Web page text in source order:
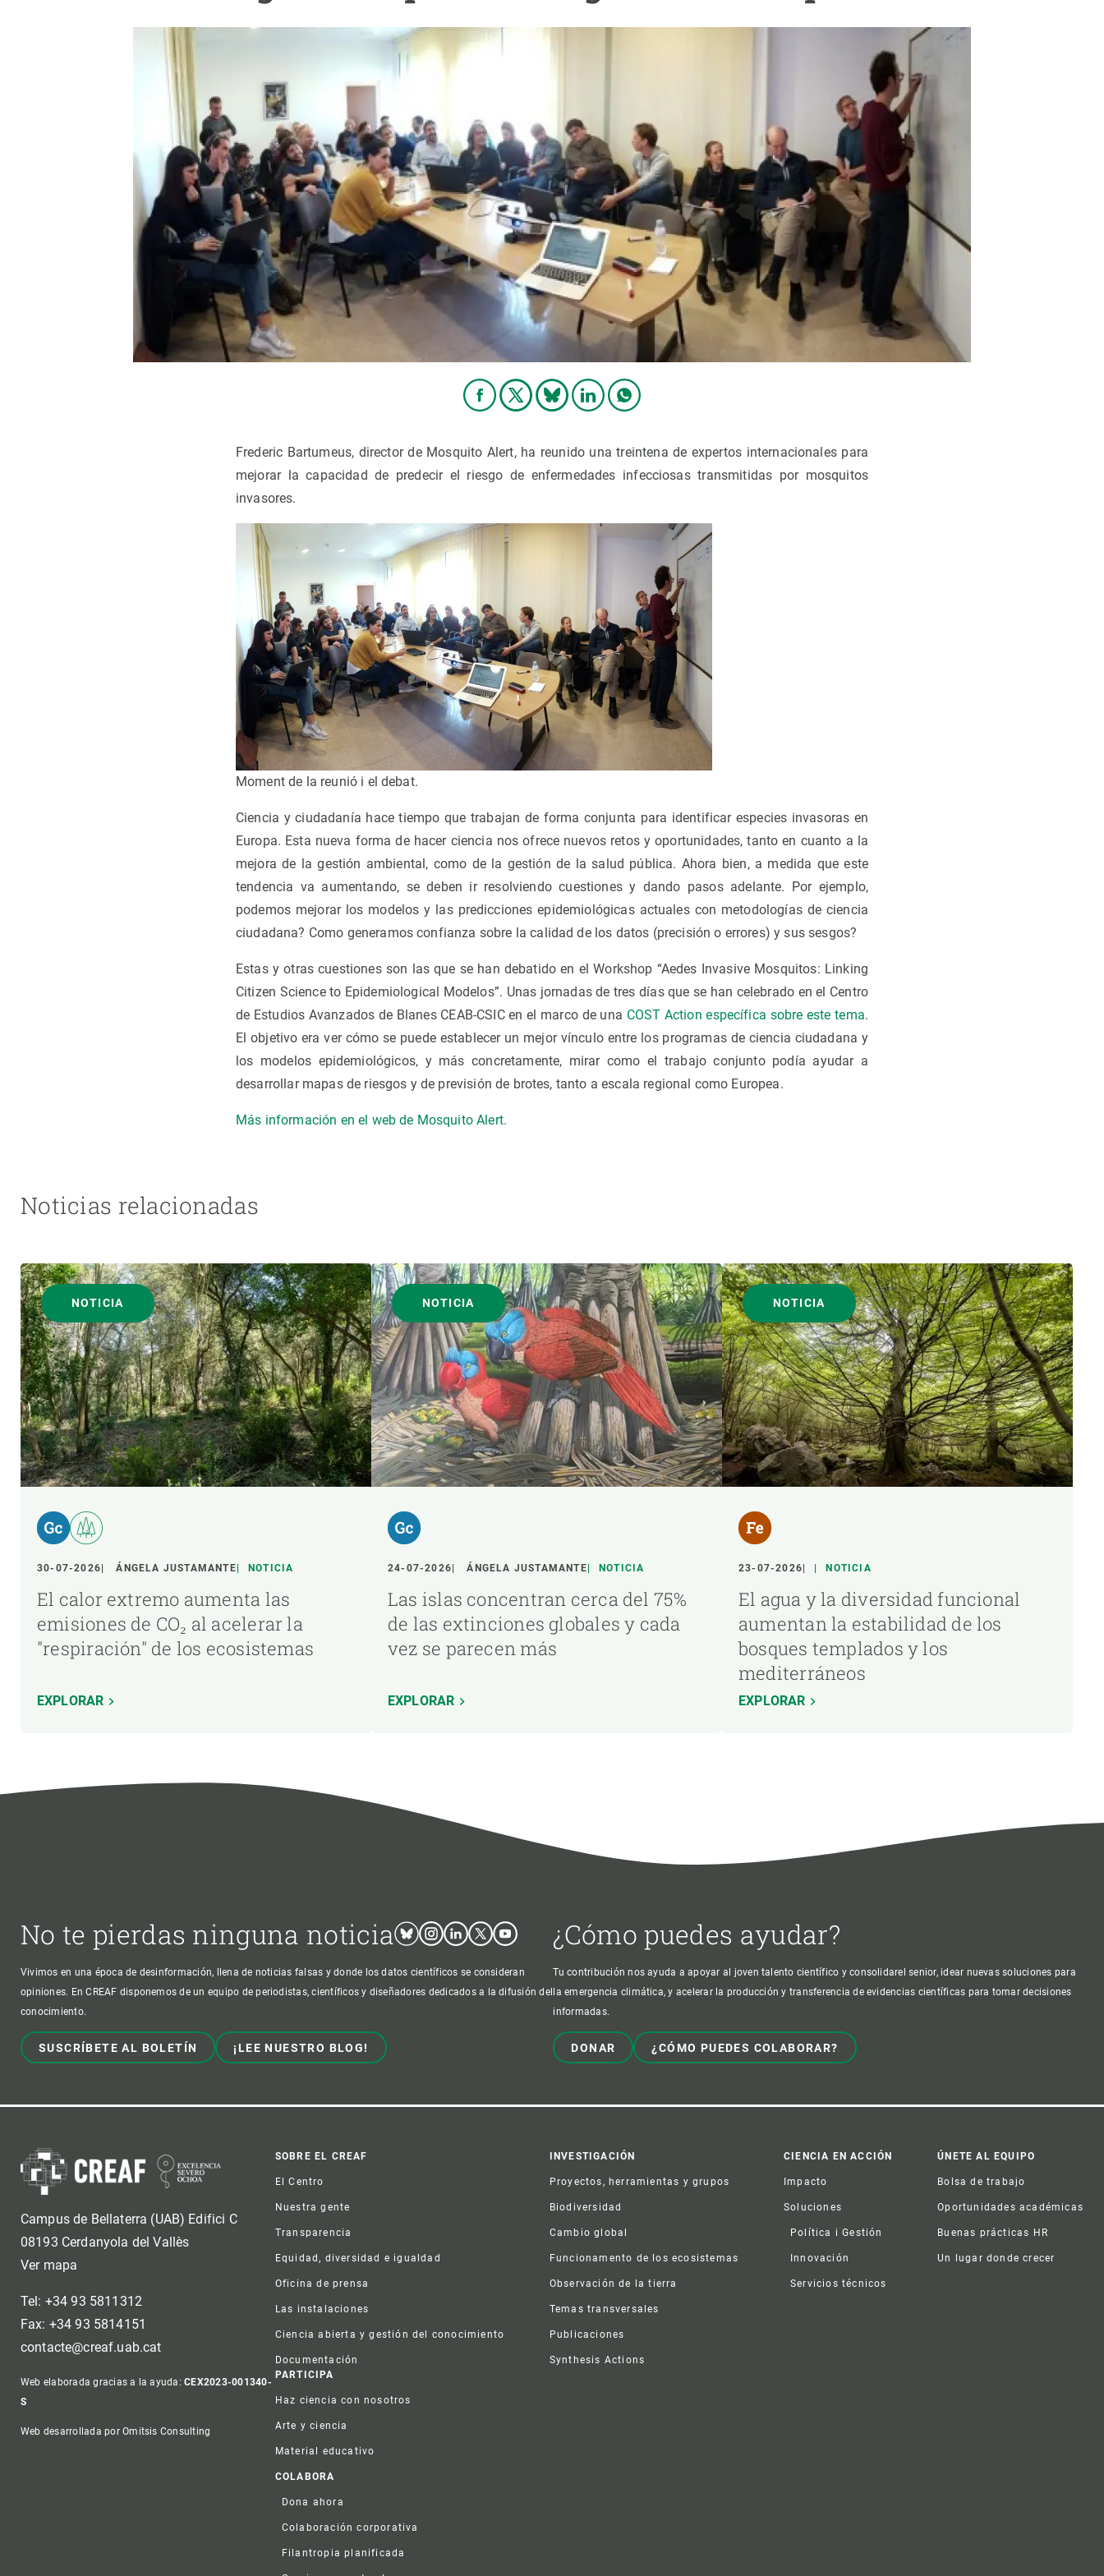
Frederic Bartumeus, director de Mosquito Alert, ha reunido una treintena de expertos internacionales para
mejorar la capacidad de predecir el riesgo de enfermedades infecciosas transmitidas por mosquitos
invasores.
Moment de la reunió i el debat.
Ciencia y ciudadanía hace tiempo que trabajan de forma conjunta para identificar especies invasoras en
Europa. Esta nueva forma de hacer ciencia nos ofrece nuevos retos y oportunidades, tanto en cuanto a la
mejora de la gestión ambiental, como de la gestión de la salud pública. Ahora bien, a medida que este
tendencia va aumentando, se deben ir resolviendo cuestiones y dando pasos adelante. Por ejemplo,
podemos mejorar los modelos y las predicciones epidemiológicas actuales con metodologías de ciencia
ciudadana? Como generamos confianza sobre la calidad de los datos (precisión o errores) y sus sesgos?
Estas y otras cuestiones son las que se han debatido en el Workshop “Aedes Invasive Mosquitos: Linking
Citizen Science to Epidemiological Modelos”. Unas jornadas de tres días que se han celebrado en el Centro
de Estudios Avanzados de Blanes CEAB-CSIC en el marco de una COST Action específica sobre este tema.
El objetivo era ver cómo se puede establecer un mejor vínculo entre los programas de ciencia ciudadana y
los modelos epidemiológicos, y más concretamente, mirar como el trabajo conjunto podía ayudar a
desarrollar mapas de riesgos y de previsión de brotes, tanto a escala regional como Europea.
Más información en el web de Mosquito Alert.
Noticias relacionadas
NOTICIA
30-07-2026 ÁNGELA JUSTAMANTE NOTICIA
El calor extremo aumenta las
emisiones de CO₂ al acelerar la
"respiración" de los ecosistemas
EXPLORAR
NOTICIA
24-07-2026 ÁNGELA JUSTAMANTE NOTICIA
Las islas concentran cerca del 75%
de las extinciones globales y cada
vez se parecen más
EXPLORAR
NOTICIA
23-07-2026 NOTICIA
El agua y la diversidad funcional
aumentan la estabilidad de los
bosques templados y los
mediterráneos
EXPLORAR
No te pierdas ninguna noticiaBlueskyInstagram
LinkedinTwitterYoutube
Vivimos en una época de desinformación, llena de noticias falsas y donde los datos científicos se consideran
opiniones. En CREAF disponemos de un equipo de periodistas, científicos y diseñadores dedicados a la difusión del
conocimiento.
SUSCRÍBETE AL BOLETÍN ¡LEE NUESTRO BLOG!
¿Cómo puedes ayudar?
Tu contribución nos ayuda a apoyar al joven talento científico y consolidarel senior, idear nuevas soluciones para
la emergencia climática, y acelerar la producción y transferencia de evidencias científicas para tomar decisiones
informadas.
DONAR ¿CÓMO PUEDES COLABORAR?
Campus de Bellaterra (UAB) Edifici C
08193 Cerdanyola del Vallès
Ver mapa
Tel: +34 93 5811312
Fax: +34 93 5814151
contacte@creaf.uab.cat
Web elaborada gracias a la ayuda:CEX2023-001340-
S
Web desarrollada por Omitsis Consulting
Footer
SOBRE EL CREAF
El Centro
Nuestra gente
Transparencia
Equidad, diversidad e igualdad
Oficina de prensa
Las instalaciones
Ciencia abierta y gestión del conocimiento
Documentación
INVESTIGACIÓN
Proyectos, herramientas y grupos
Biodiversidad
Cambio global
Funcionamento de los ecosistemas
Observación de la tierra
Temas transversales
Publicaciones
Synthesis Actions
CIENCIA EN ACCIÓN
Impacto
Soluciones
Política i Gestión
Innovación
Servicios técnicos
ÚNETE AL EQUIPO
Bolsa de trabajo
Oportunidades académicas
Buenas prácticas HR
Un lugar donde crecer
PARTICIPA
Haz ciencia con nosotros
Arte y ciencia
Material educativo
COLABORA
Dona ahora
Colaboración corporativa
Filantropia planificada
Equidad, Diversidad e Inclusión (EDI)
Ciencia abierta y gestión del conocimiento
Observación de la Tierra
Temas transversales
Synthesis Actions
Servicios técnicos
Seminarios y actividades internas
Te ofrecemos formación
Eventos anteriores
Funcionamiento de los ecosistemas